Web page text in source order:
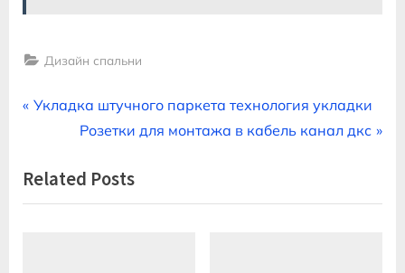
Дизайн спальни
Навигация
записям
P
v
i
Укладка штучного паркета технология укладки
N
x
t
Розетки для монтажа в кабель канал дкс
Related Posts